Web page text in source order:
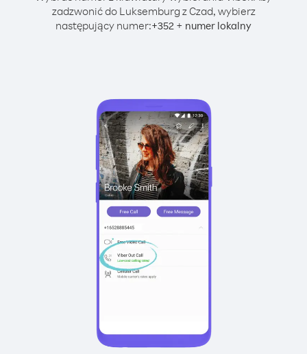
zadzwonić do Luksemburg z Czad, wybierz
następujący numer:+352 + numer lokalny